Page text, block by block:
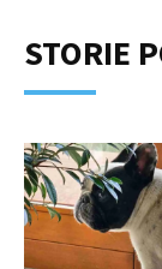
STORIE